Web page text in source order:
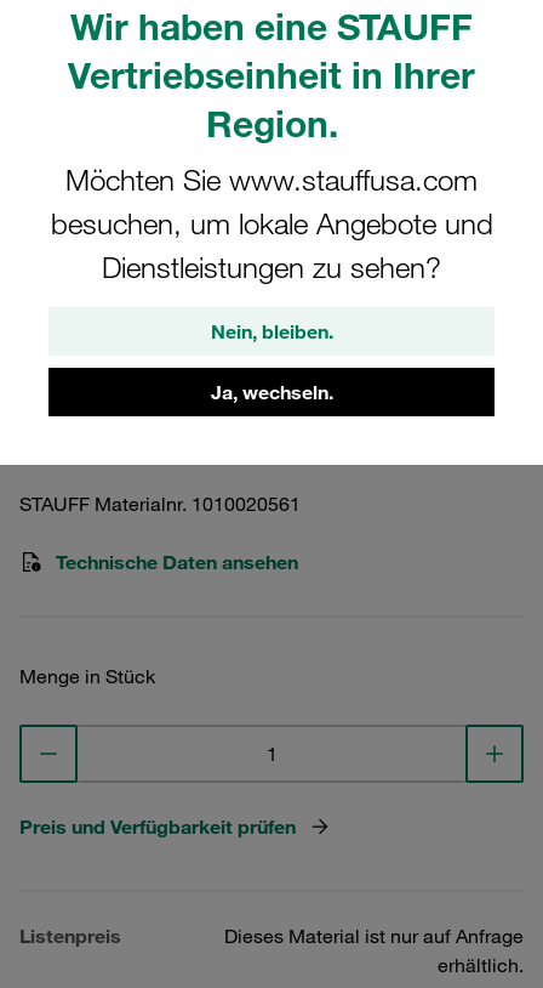
Wir haben eine STAUFF
Vertriebseinheit in Ihrer
Region.
Möchten Sie www.stauffusa.com
besuchen, um lokale Angebote und
Dienstleistungen zu sehen?
Nein, bleiben.
Ja, wechseln.
Bitte beachten Sie: Das Bild dient nur zur Veranschaulichung und kann vom
tatsächlichen Produkt abweichen.
Mehr anzeigen
Hochdruckfiltergehäuse Betriebsdruck
<420 bar
STAUFF Materialnr. 1010020561
Technische Daten ansehen
Menge in Stück
Preis und Verfügbarkeit prüfen
Listenpreis
Dieses Material ist nur auf Anfrage
erhältlich.